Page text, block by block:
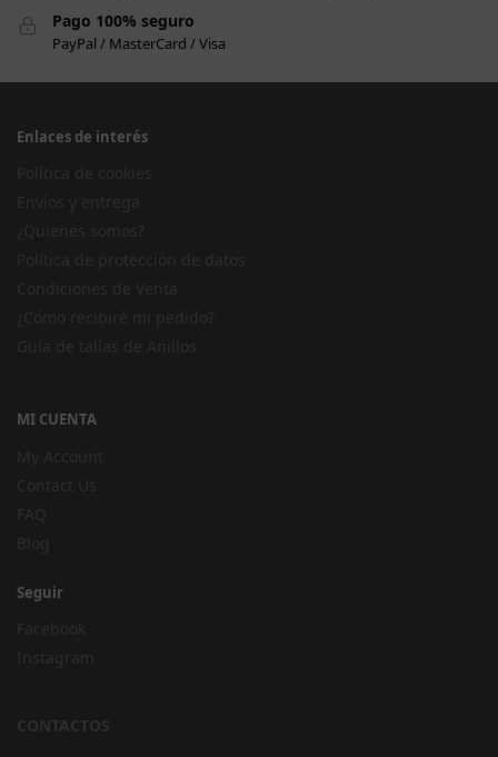
Pago 100% seguro
PayPal / MasterCard / Visa
Enlaces de interés
MI CUENTA
Seguir